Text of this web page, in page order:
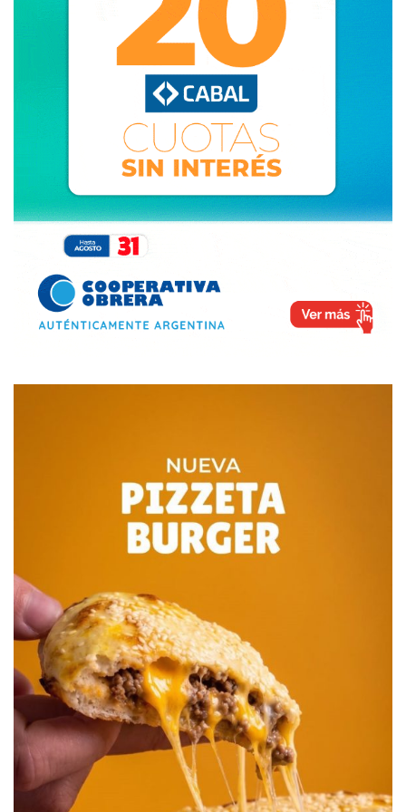
0.34 hs. Comenzará el show. La luna ingresará en la
umbra, la parte central del cono de sombra terrestre.
Minuto a minuto, la redondeada sombra de la Tierra ira
cubriendo el disco lunar, marcando una zona oscura cada
vez más grande.
1.41 hs. Tras algo más de una hora de lento y progresivo
oscurecimiento, la luna quedará completamente
sumergida en el cono de sombra terrestre. Será el inicio
de la “totalidad”, la etapa más espectacular del fenómeno,
que durará 1 hora y 2 minutos, en la que quedará
débilmente iluminada con un suave color anaranjado.
minutos, la intensa luz solar directa irá “blanqueando”
nuevamente su superficie.
3.50 hs. Saldrá por completo de la umbra, lo que para los
espectadores marcará el fin del eclipse (aún restará algo
más de una hora de la etapa de penumbra final, pero
visualmente poco atractiva).